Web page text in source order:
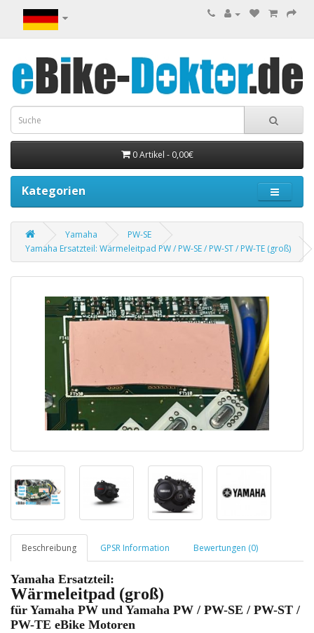
0 Artikel - 0,00€
Kategorien
Yamaha
PW-SE
Yamaha Ersatzteil: Wärmeleitpad PW / PW-SE / PW-ST / PW-TE (groß)
Beschreibung GPSR Information Bewertungen (0)
Yamaha Ersatzteil:
Wärmeleitpad (groß)
für Yamaha PW und Yamaha PW / PW-SE / PW-ST /
PW-TE eBike Motoren